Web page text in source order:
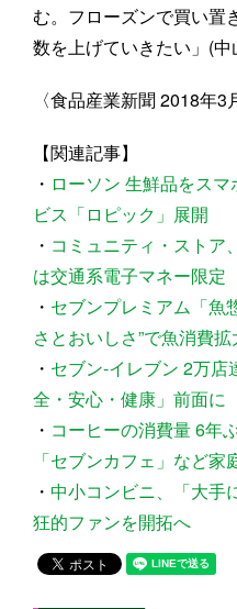
む。フローズンで買い置
数を上げていきたい」(中
〈食品産業新聞 2018年3
【関連記事】
・ ローソン 生鮮品をス
ビス「ロピック」展開
・ コミュニティ・ストア
は交通系電子マネー限定
・ セブンプレミアム「魚
さとおいしさ”で魚消費拡
・ セブン‐イレブン 2万
全・安心・健康」前面に
・ コーヒーの消費量 6年
「セブンカフェ」など家
・ 中小コンビニ、「大手
狂的ファンを開拓へ